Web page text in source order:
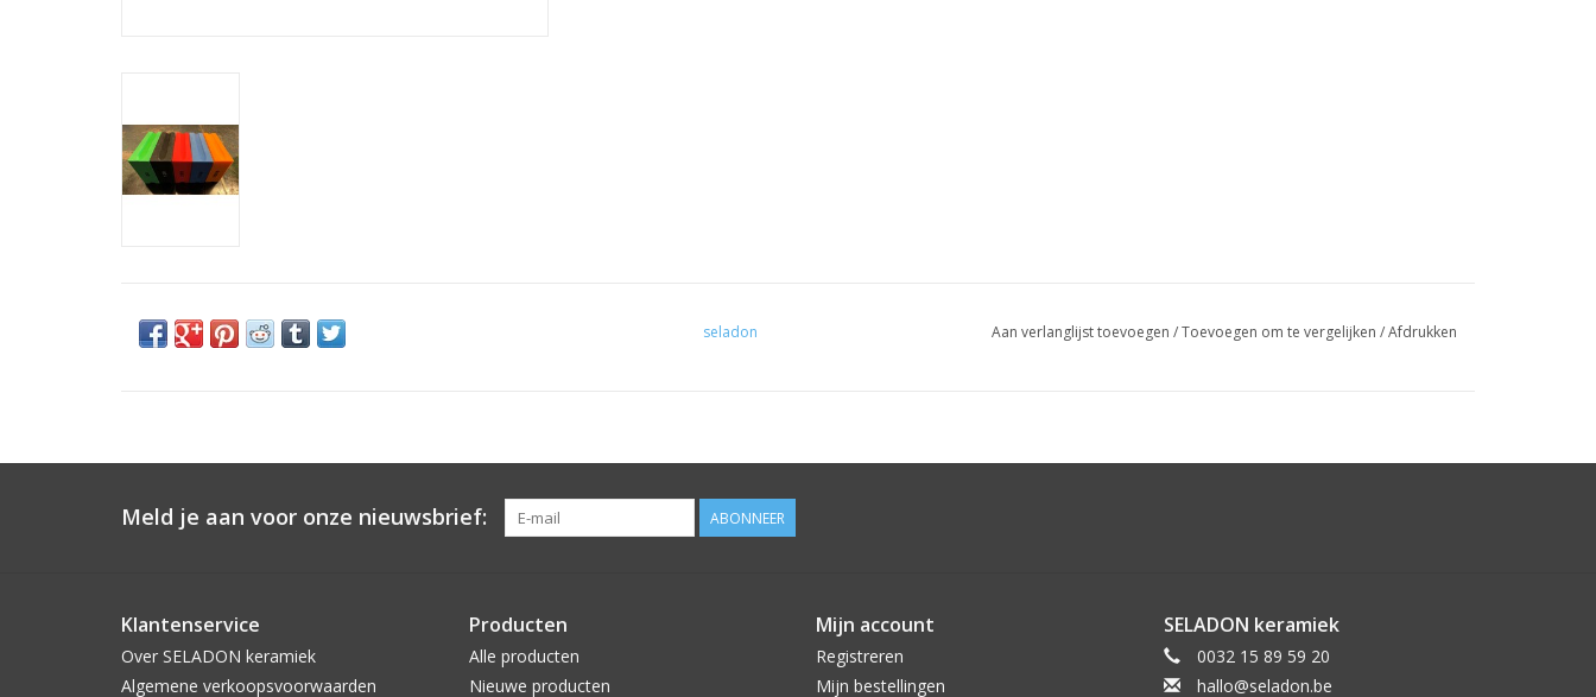
seladon Aan verlanglijst toevoegen /Toevoegen om te vergelijken /Afdrukken
Meld je aan voor onze nieuwsbrief: ABONNEER
Klantenservice
Over SELADON keramiek
Algemene verkoopsvoorwaarden
Producten
Alle producten
Nieuwe producten
Mijn account
Registreren
Mijn bestellingen
SELADON keramiek
0032 15 89 59 20
hallo@seladon.be